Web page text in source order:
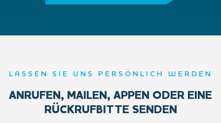
LASSEN SIE UNS PERSÖNLICH WERDEN
ANRUFEN, MAILEN, APPEN ODER EINE
RÜCKRUFBITTE SENDEN